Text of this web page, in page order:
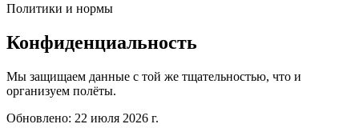
Политики и нормы
Конфиденциальность
Мы защищаем данные с той же тщательностью, что и
организуем полёты.
Обновлено: 22 июля 2026 г.